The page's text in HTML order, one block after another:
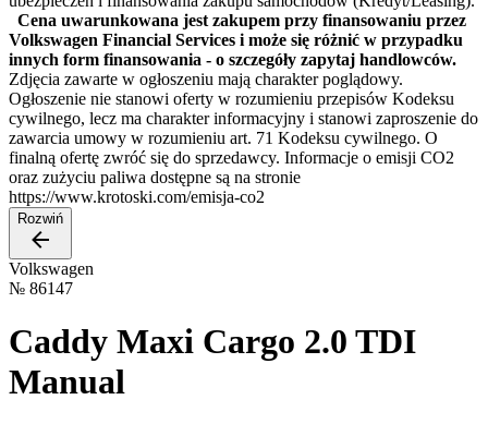
Cena uwarunkowana jest zakupem przy finansowaniu przez
Volkswagen Financial Services i może się różnić w przypadku
innych form finansowania - o szczegóły zapytaj handlowców.
Zdjęcia zawarte w ogłoszeniu mają charakter poglądowy.
Ogłoszenie nie stanowi oferty w rozumieniu przepisów Kodeksu
cywilnego, lecz ma charakter informacyjny i stanowi zaproszenie do
zawarcia umowy w rozumieniu art. 71 Kodeksu cywilnego. O
finalną ofertę zwróć się do sprzedawcy. Informacje o emisji CO2
oraz zużyciu paliwa dostępne są na stronie
https://www.krotoski.com/emisja-co2
Rozwiń
Volkswagen
№ 86147
Caddy Maxi Cargo 2.0 TDI
Manual